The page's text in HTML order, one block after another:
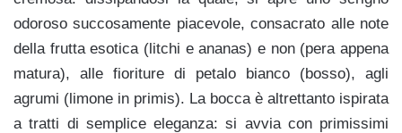
odoroso succosamente piacevole, consacrato alle note
della frutta esotica (litchi e ananas) e non (pera appena
matura), alle fioriture di petalo bianco (bosso), agli
agrumi (limone in primis). La bocca è altrettanto ispirata
a tratti di semplice eleganza: si avvia con primissimi